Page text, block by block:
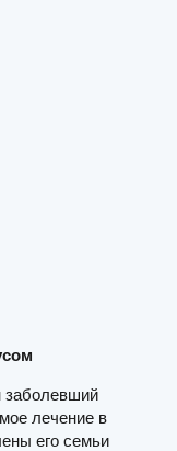
заболевший
лечение в
его семьи